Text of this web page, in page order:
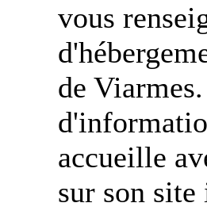
vous
de
accueille
sur son